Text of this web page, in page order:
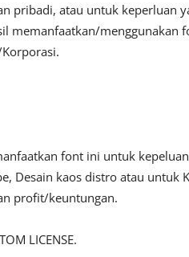
pribadi, atau untuk keperluan
memanfaatkan/menggunakan
font ini untuk kepeluan
Desain kaos distro atau untuk
profit/keuntungan.
LICENSE.